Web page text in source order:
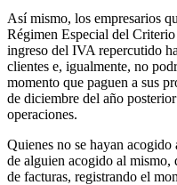
Así mismo, los empresarios
Régimen Especial del
ingreso del IVA repercutido
clientes e, igualmente, no
momento que paguen a sus
de diciembre del año
operaciones.
Quienes no se hayan acogido
de alguien acogido al mismo,
de facturas, registrando el